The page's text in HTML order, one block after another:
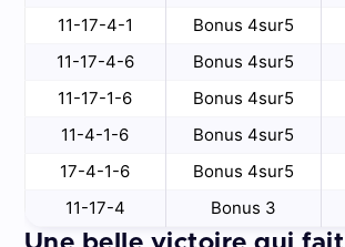
11-17-4-1
Bonus 4sur5
11-17-4-6
Bonus 4sur5
11-17-1-6
Bonus 4sur5
11-4-1-6
Bonus 4sur5
17-4-1-6
Bonus 4sur5
11-17-4
Bonus 3